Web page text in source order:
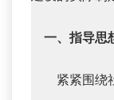
一、指导思
紧紧围绕